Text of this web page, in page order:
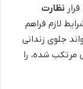
نظارت
لازم فراهم
جلوی زندانی
مرتکب شده، را